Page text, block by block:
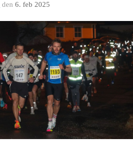
den 6. feb 2025